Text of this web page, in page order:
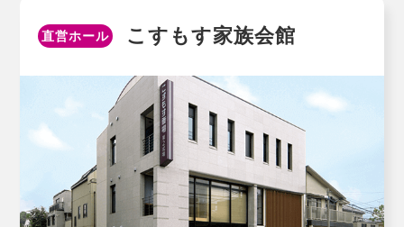
直営ホール こすもす家族会館